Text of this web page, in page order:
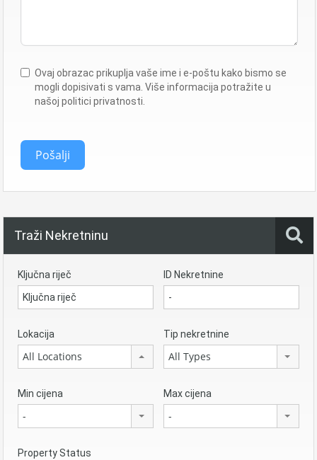
Ovaj obrazac prikuplja vaše ime i e-poštu kako bismo se
mogli dopisivati ​​s vama. Više informacija potražite u
našoj politici privatnosti.
Pošalji
Traži Nekretninu
Ključna riječ ID Nekretnine
Lokacija
All Locations
Tip nekretnine
All Types
Min cijena
-
Max cijena
-
Property Status